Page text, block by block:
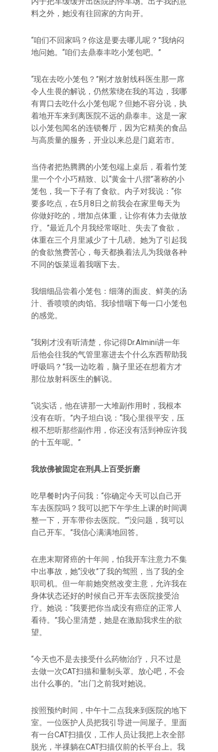
料之外，她没有往回家的方向开。
“咱们不回家吗？你这是要去哪儿呢？‌‌”我纳闷
地问她。‌‌“咱们去鼎泰丰吃小笼包吧。‌‌”
“现在去吃小笼包？‌‌”刚才放射线科医生那一席
令人生畏的解说，仍然萦绕在我的耳边，我哪
有胃口去吃什么小笼包呢？但她不容分说，执
着地开车来到离医院不远的鼎泰丰。这是一家
以小笼包闻名的连锁餐厅，因为它精美的食品
与高质量的服务，开业以来总是门庭若市。
当侍者把热腾腾的小笼包端上桌后，看着竹笼
里一个个小巧精致、以‌‌“黄金十八摺‌‌”著称的小
笼包，我一下子有了食欲。内子对我说：‌‌“你
要多吃点，在5月8日之前我会在家里每天为
你做好吃的，增加点体重，让你有体力去做放
疗。‌‌”最近几个月我经常呕吐、失去了食欲，
体重在三个月里减少了十几磅。她为了引起我
的食欲煞费苦心，每天都换着法儿为我做各种
不同的饭菜逗着我咽下去。
我细细品尝着小笼包：细薄的面皮、鲜美的汤
汁、香喷喷的肉馅。我珍惜咽下每一口小笼包
的感觉。
“我刚才没有听清楚，你记得Dr.Almini讲一年
后他会往我的气管里塞进去个什么东西帮助我
呼吸吗？‌‌”我一边吃着，脑子里还在想着方才
那位放射科医生的解说。
“说实话，他在讲那一大堆副作用时，我根本
没有在听。‌‌”内子坦白说：‌‌“我心里很平安，压
根不想听那些副作用，你还没有活到神应许我
的十五年呢。‌‌”
我放佛被固定在刑具上百受折磨
吃早餐时内子问我：‌‌“你确定今天可以自己开
车去医院吗？我可以把下午学生上课的时间调
整一下，开车带你去医院。‌‌”‌‌“没问题，我可以
自己开车。‌‌”我信心满满地回答。
在患末期肾癌的十年间，怕我开车注意力不集
中出事故，她‌‌“没收‌‌”了我的驾照，当了我的全
职司机。但一年前她突然改变主意，允许我在
身体状态还好的时候自己开车去医院接受治
疗。她说：‌‌“我要把你当成没有癌症的正常人
看待。‌‌”我心里清楚，她是在激励我求生的欲
望。
“今天也不是去接受什么药物治疗，只不过是
去做一次CAT扫描和量制头罩。放心吧，不会
出什么事的。‌‌”出门之前我对她说。
按照预约时间，中午十二点我来到医院的地下
室。一位医护人员把我引导进一间屋子。里面
有一台CAT扫描仪，工作人员让我把上衣全部
脱光，半祼躺在CAT扫描仪前的长平台上。我